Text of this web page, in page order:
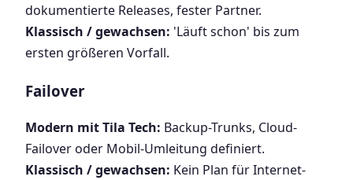
dokumentierte Releases, fester Partner.
Klassisch / gewachsen: 'Läuft schon' bis zum
ersten größeren Vorfall.
Failover
Modern mit Tila Tech: Backup-Trunks, Cloud-
Failover oder Mobil-Umleitung definiert.
Klassisch / gewachsen: Kein Plan für Internet-